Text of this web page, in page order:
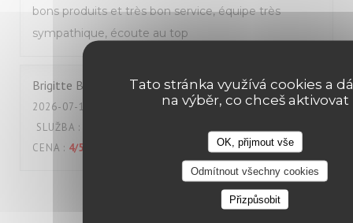
Tato stránka využívá cookies a
na výběr, co chceš aktivovat
OK, přijmout vše
Odmítnout všechny cookies
Přizpůsobit
bons produits et très bon service, équipe très
sympathique, écoute au top
Brigitte B
2026-07-18
- 12:00 - HOSTÉ 2
SLUŽBA :
CENA : 4/5